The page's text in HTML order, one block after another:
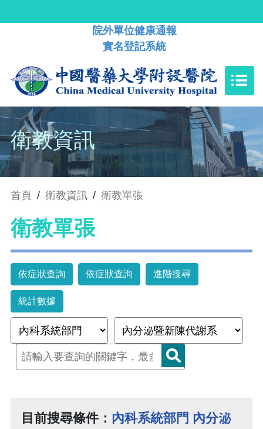
院外單位健康通報
實名登記系統
衛教資訊
首頁 / 衛教資訊 / 衛教單張
衛教單張
依症狀查詢 依症狀查詢 進階搜尋
統計數據
目前搜尋條件： 內科系統部門 內分泌